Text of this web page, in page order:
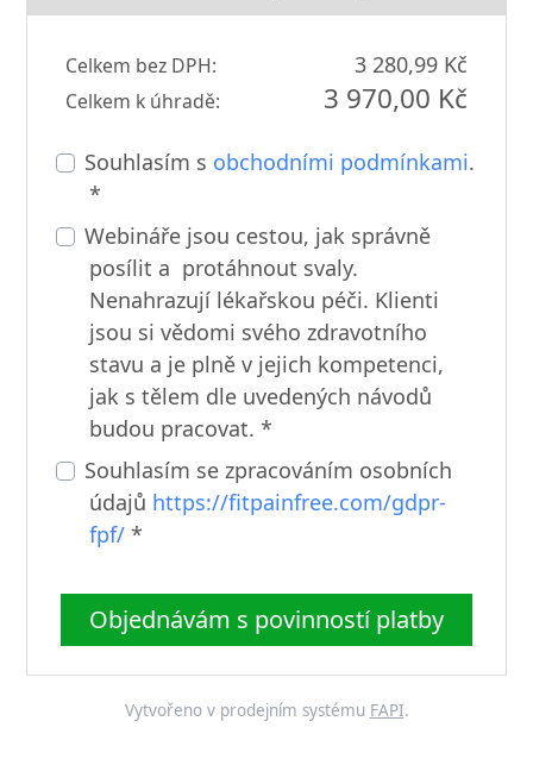
Celkem bez DPH: 3 280,99 Kč
Celkem k úhradě: 3 970,00 Kč
Souhlasím s obchodními podmínkami.
*
Webináře jsou cestou, jak správně
posílit a protáhnout svaly.
Nenahrazují lékařskou péči. Klienti
jsou si vědomi svého zdravotního
stavu a je plně v jejich kompetenci,
jak s tělem dle uvedených návodů
budou pracovat. *
Souhlasím se zpracováním osobních
údajů https://fitpainfree.com/gdpr-
fpf/ *
Objednávám s povinností platby
Vytvořeno v prodejním systému FAPI.